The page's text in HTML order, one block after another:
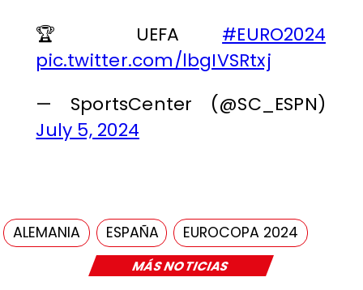
MÁS NOTICIAS
🏆 UEFA #EURO2024
pic.twitter.com/lbgIVSRtxj
— SportsCenter (@SC_ESPN)
July 5, 2024
ALEMANIA ESPAÑA EUROCOPA 2024